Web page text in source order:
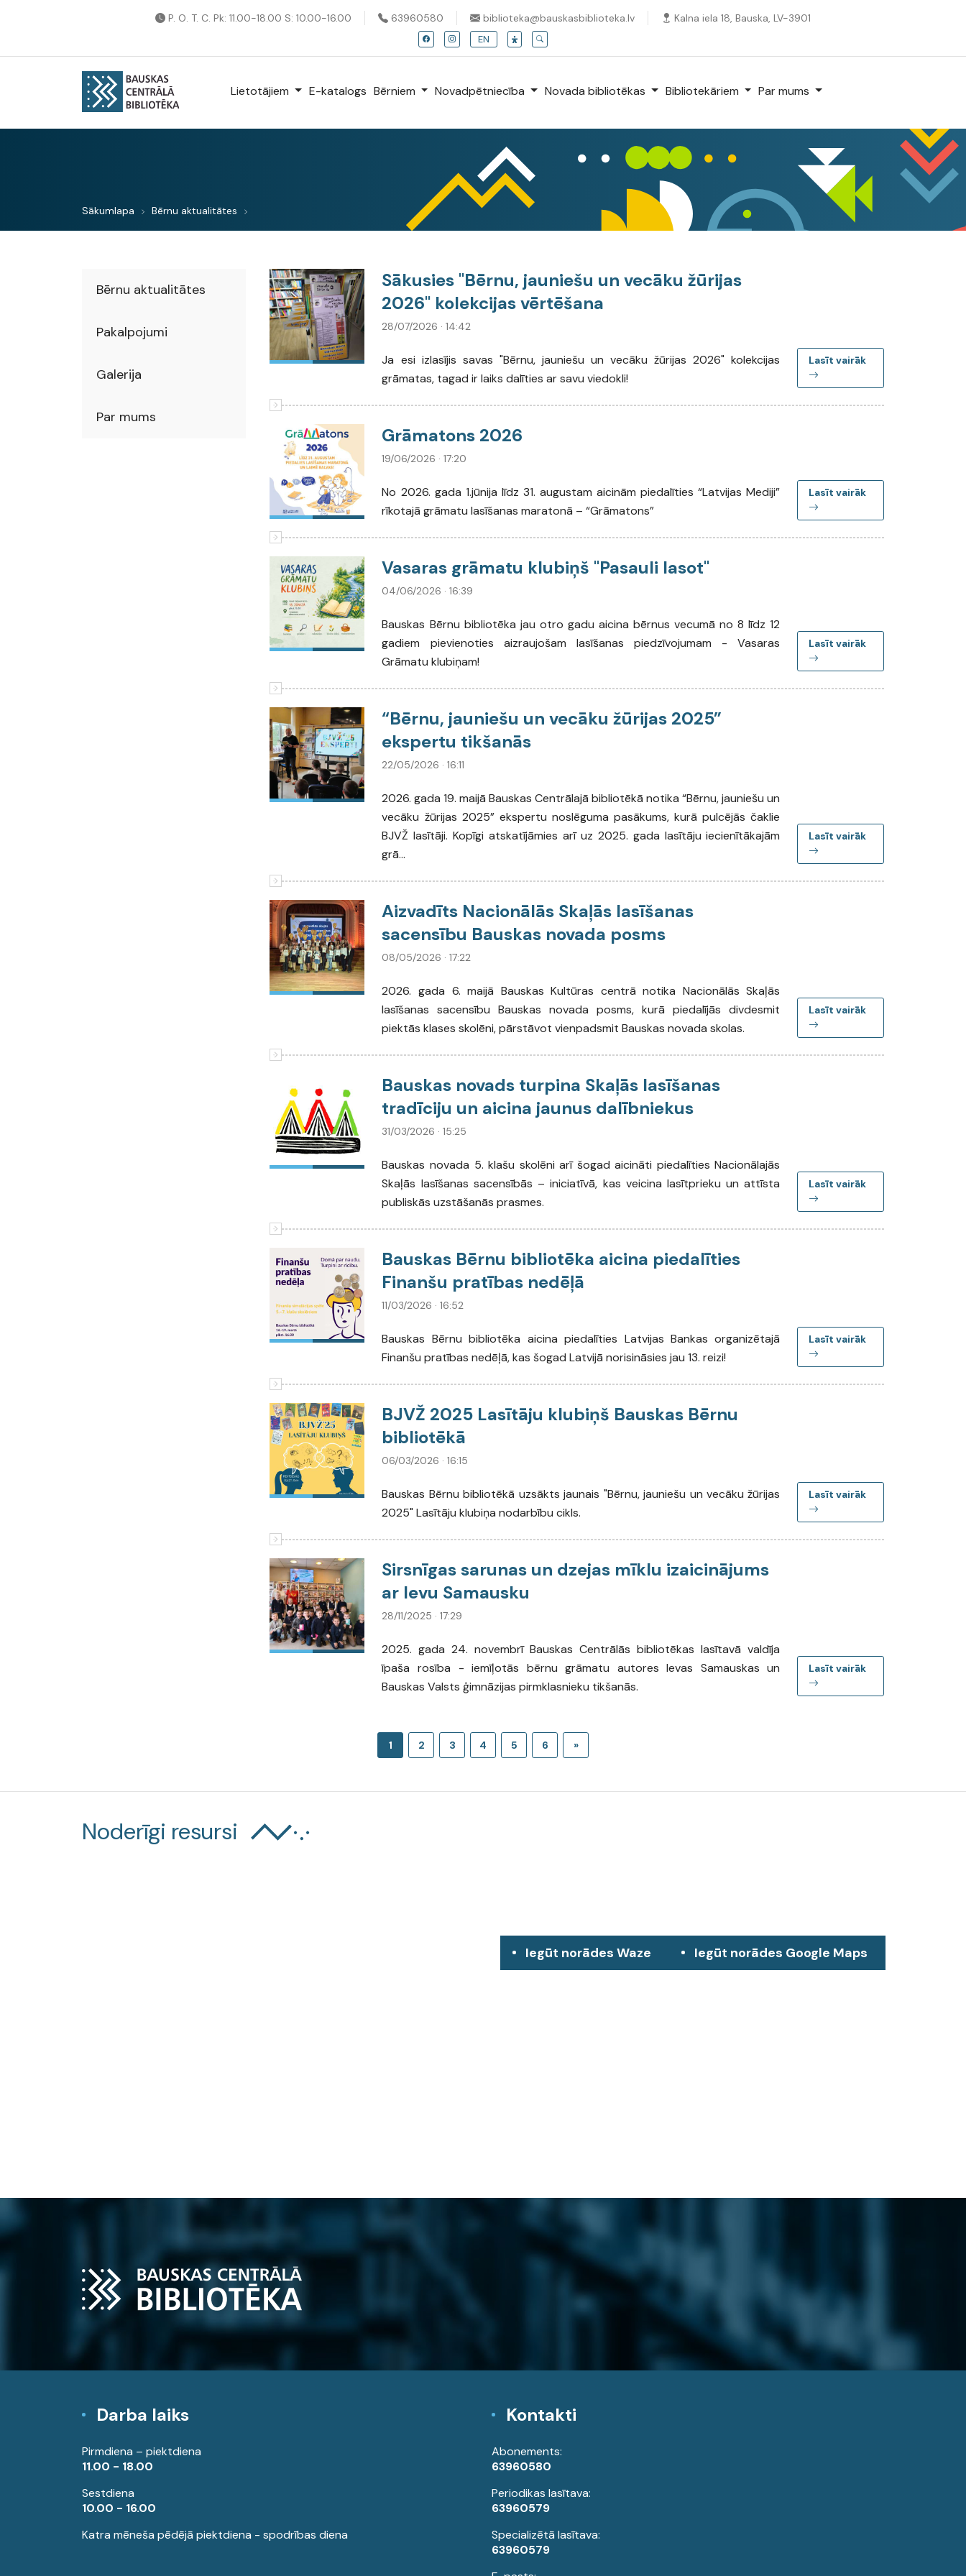
P. O. T. C. Pk: 11.00-18.00 S: 10.00-16.00 63960580 biblioteka@bauskasbiblioteka.lv Kalna iela 18, Bauska, LV-3901
EN
Lietotājiem E-katalogs Bērniem Novadpētniecība Novada bibliotēkas Bibliotekāriem Par mums
Sākumlapa Bērnu aktualitātes
Bērnu aktualitātes
Pakalpojumi
Galerija
Par mums
Sākusies "Bērnu, jauniešu un vecāku žūrijas
2026" kolekcijas vērtēšana
28/07/2026 · 14:42
Ja esi izlasījis savas "Bērnu, jauniešu un vecāku žūrijas 2026" kolekcijas
grāmatas, tagad ir laiks dalīties ar savu viedokli!
Lasīt vairāk
Grāmatons 2026
19/06/2026 · 17:20
No 2026. gada 1.jūnija līdz 31. augustam aicinām piedalīties “Latvijas Mediji”
rīkotajā grāmatu lasīšanas maratonā – “Grāmatons”
Lasīt vairāk
Vasaras grāmatu klubiņš "Pasauli lasot"
04/06/2026 · 16:39
Bauskas Bērnu bibliotēka jau otro gadu aicina bērnus vecumā no 8 līdz 12
gadiem pievienoties aizraujošam lasīšanas piedzīvojumam - Vasaras
Grāmatu klubiņam!
Lasīt vairāk
“Bērnu, jauniešu un vecāku žūrijas 2025”
ekspertu tikšanās
22/05/2026 · 16:11
2026. gada 19. maijā Bauskas Centrālajā bibliotēkā notika “Bērnu, jauniešu un
vecāku žūrijas 2025” ekspertu noslēguma pasākums, kurā pulcējās čaklie
BJVŽ lasītāji. Kopīgi atskatījāmies arī uz 2025. gada lasītāju iecienītākajām
grā...
Lasīt vairāk
Aizvadīts Nacionālās Skaļās lasīšanas
sacensību Bauskas novada posms
08/05/2026 · 17:22
2026. gada 6. maijā Bauskas Kultūras centrā notika Nacionālās Skaļās
lasīšanas sacensību Bauskas novada posms, kurā piedalījās divdesmit
piektās klases skolēni, pārstāvot vienpadsmit Bauskas novada skolas.
Lasīt vairāk
Bauskas novads turpina Skaļās lasīšanas
tradīciju un aicina jaunus dalībniekus
31/03/2026 · 15:25
Bauskas novada 5. klašu skolēni arī šogad aicināti piedalīties Nacionālajās
Skaļās lasīšanas sacensībās – iniciatīvā, kas veicina lasītprieku un attīsta
publiskās uzstāšanās prasmes.
Lasīt vairāk
Bauskas Bērnu bibliotēka aicina piedalīties
Finanšu pratības nedēļā
11/03/2026 · 16:52
Bauskas Bērnu bibliotēka aicina piedalīties Latvijas Bankas organizētajā
Finanšu pratības nedēļā, kas šogad Latvijā norisināsies jau 13. reizi!
Lasīt vairāk
BJVŽ 2025 Lasītāju klubiņš Bauskas Bērnu
bibliotēkā
06/03/2026 · 16:15
Bauskas Bērnu bibliotēkā uzsākts jaunais "Bērnu, jauniešu un vecāku žūrijas
2025" Lasītāju klubiņa nodarbību cikls.
Lasīt vairāk
Sirsnīgas sarunas un dzejas mīklu izaicinājums
ar Ievu Samausku
28/11/2025 · 17:29
2025. gada 24. novembrī Bauskas Centrālās bibliotēkas lasītavā valdīja
īpaša rosība - iemīļotās bērnu grāmatu autores Ievas Samauskas un
Bauskas Valsts ģimnāzijas pirmklasnieku tikšanās.
Lasīt vairāk
1 2 3 4 5 6 »
Noderīgi resursi
Iegūt norādes Waze Iegūt norādes Google Maps
Darba laiks
Pirmdiena – piektdiena
11.00 - 18.00
Sestdiena
10.00 - 16.00
Katra mēneša pēdējā piektdiena - spodrības diena
Kontakti
Abonements:
63960580
Periodikas lasītava:
63960579
Specializētā lasītava:
63960579